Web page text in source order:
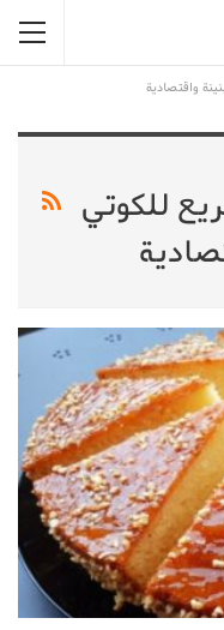
واقتصادية
للكوتي